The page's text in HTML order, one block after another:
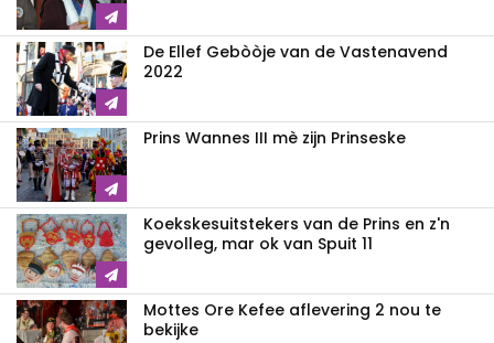
De Ellef Gebòòje van de Vastenavend
2022
Prins Wannes III mè zijn Prinseske
Koekskesuitstekers van de Prins en z'n
gevolleg, mar ok van Spuit 11
Mottes Ore Kefee aflevering 2 nou te
bekijke